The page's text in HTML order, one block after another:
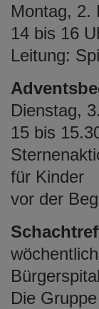
Montag, 2.
14 bis 16
Leitung:
Dienstag,
15 bis
für Kinder
vor der
Die